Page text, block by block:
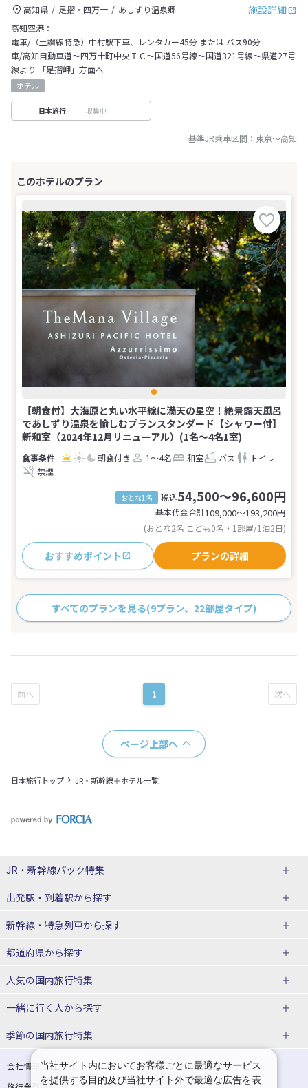
施設詳細
高知県 足摺・四万十
あしずり温泉郷
高知空港：
電車/（土讃線特急）中村駅下車、レンタカー45分 または バス90分
車/高知自動車道～四万十町中央ＩＣ～国道56号線～国道321号線～県道27号
線より 「足摺岬」方面へ
ホテル
日本旅行 収集中
基準JR乗車区間： 東京～高知
【朝食付】大海原と丸い水平線に満天の星空！絶景露天風呂
であしずり温泉を愉しむプランスタンダード【シャワー付】
新和室（2024年12月リニューアル）(1名～4名1室)
朝食付き 1～4名 和室 バス
トイレ
禁煙
おとな1名 税込54,500～96,600円
基本代金合計109,000〜193,200円
(おとな2名 こども0名・1部屋/1泊2日)
おすすめポイント プランの詳細
すべてのプランを見る(9プラン、22部屋タイプ)
1
ページ上部へ
日本旅行トップ JR・新幹線＋ホテル一覧
JR・新幹線パック特集
JR・新幹線＋ホテルパック
出張パック
出発駅・到着駅から探す
秋田⇔東京 新幹線パック
仙台→東京 新幹線パック
富山⇔東京 新幹線パック
東京→仙台 新幹線パック
東京→金沢 新幹線パック
東京⇔軽井沢 新幹線パック 東京→長野 新幹線パック
新幹線・特急列車から探す
北海道新幹線 旅行
山形新幹線 旅行
東海道新幹線 旅行
上越新幹線 旅行
九州新幹線 旅行 西九州新幹線 旅行
都道府県から探す
北海道旅行・ツアー
東北
青森旅行・ツアー 岩手旅行・ツアー
人気の国内旅行特集
東京ディズニーリゾート®への旅
ユニバーサル・スタジオ・ジャパ
温泉旅行 日帰り旅行
一緒に行く人から探す
一人旅 国内版
カップル・夫婦旅行 国内版 女子旅 国内版
季節の国内旅行特集
桜・お花見特集
ゴールデンウィーク（GW）の国内
旅行
会社情報
プライバシーポリシー
当社サイト内においてお客様ごとに最適なサービス
を提供する目的及び当社サイト外で最適な広告を表